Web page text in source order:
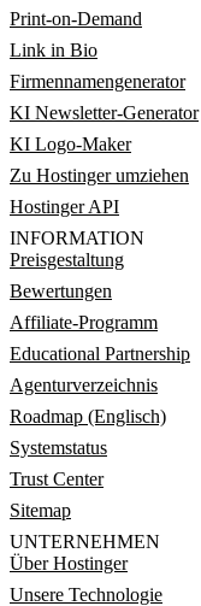
Print-on-Demand
Link in Bio
Firmennamengenerator
KI Newsletter-Generator
KI Logo-Maker
Zu Hostinger umziehen
Hostinger API
INFORMATION
Preisgestaltung
Bewertungen
Affiliate-Programm
Educational Partnership
Agenturverzeichnis
Roadmap (Englisch)
Systemstatus
Trust Center
Sitemap
UNTERNEHMEN
Über Hostinger
Unsere Technologie